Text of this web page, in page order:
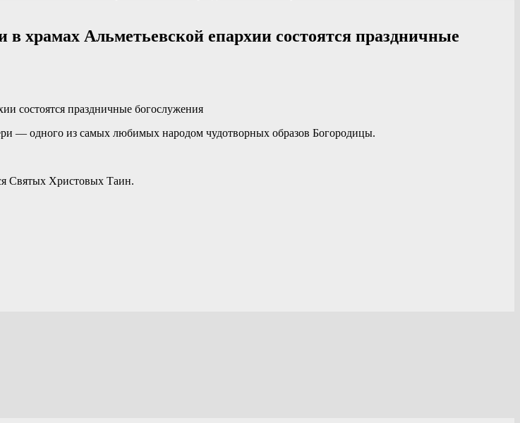
храмах Альметьевской епархии состоятся праздничные
состоятся праздничные богослужения
— одного из самых любимых народом чудотворных образов Богородицы.
Святых Христовых Таин.